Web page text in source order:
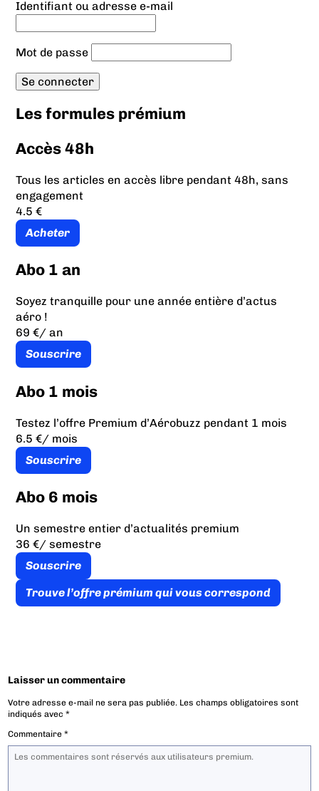
Identifiant ou adresse e-mail
Mot de passe
Les formules prémium
Accès 48h
Tous les articles en accès libre pendant 48h, sans
engagement
4.5 €
Acheter
Abo 1 an
Soyez tranquille pour une année entière d’actus
aéro !
69 €/ an
Souscrire
Abo 1 mois
Testez l’offre Premium d’Aérobuzz pendant 1 mois
6.5 €/ mois
Souscrire
Abo 6 mois
Un semestre entier d’actualités premium
36 €/ semestre
Souscrire
Trouve l’offre prémium qui vous correspond
Laisser un commentaire
Votre adresse e-mail ne sera pas publiée. Les champs obligatoires sont
indiqués avec*
Commentaire*